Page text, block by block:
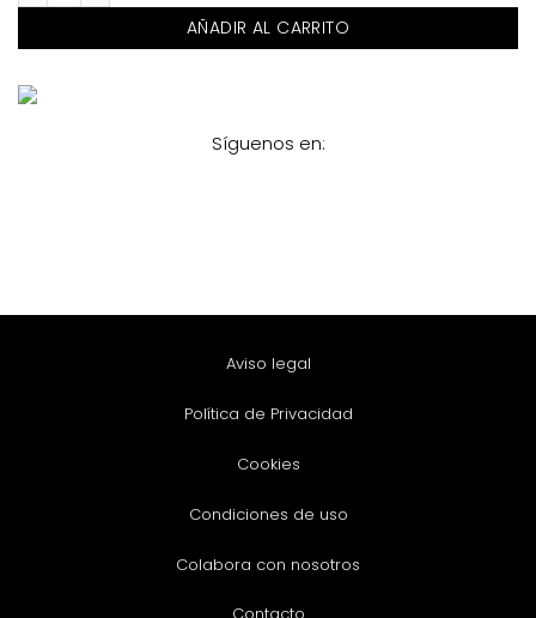
AÑADIR AL CARRITO
Síguenos en:
Aviso legal
Política de Privacidad
Cookies
Condiciones de uso
Colabora con nosotros